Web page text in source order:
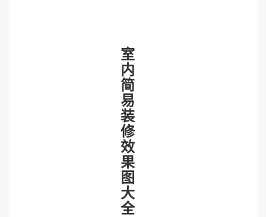
室
内
简
易
装
修
效
果
图
大
全